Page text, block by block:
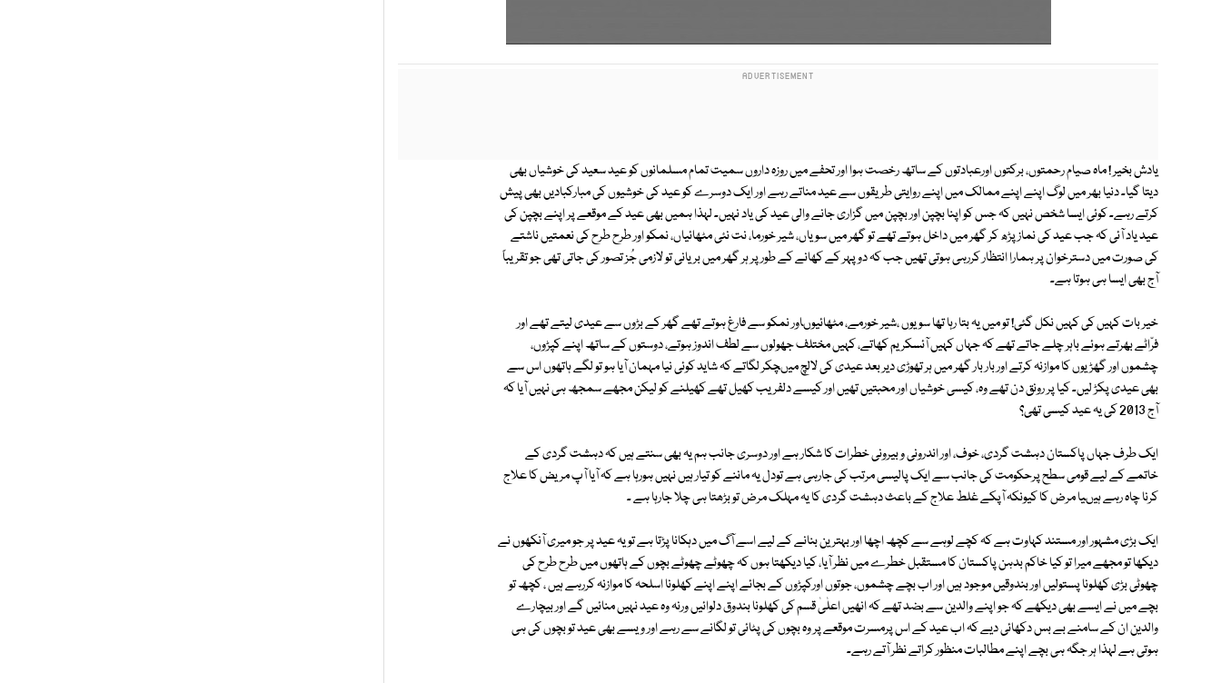
یادش بخیر ! ماہ صیام رحمتوں، برکتوں اورعبادتوں کے ساتھ رخصت ہوا اور تحفے میں روزہ داروں سمیت تمام مسلمانوں کو عید سعید کی خوشیاں بھی
دیتا گیا۔ دنیا بھر میں لوگ اپنے اپنے ممالک میں اپنے روایتی طریقوں سے عید مناتے رہے اور ایک دوسرے کو عید کی خوشیوں کی مبارکبادیں بھی پیش
کرتے رہے۔ کوئی ایسا شخص نہیں کہ جس کو اپنا بچپن اور بچپن میں گزاری جانے والی عید کی یاد نہیں۔ لہذا ہمیں بھی عید کے موقعے پر اپنے بچپن کی
عید یاد آئی کہ جب عید کی نماز پڑھ کر گھر میں داخل ہوتے تھے تو گھر میں سویاں، شیر خورما، نت نئی مٹھائیاں، نمکو اور طرح طرح کی نعمتیں ناشتے
کی صورت میں دسترخوان پر ہمارا انتظار کررہی ہوتی تھیں جب کہ دوپہر کے کھانے کے طور پر ہر گھر میں بریانی تو لازمی جُز تصور کی جاتی تھی جو تقریباً
آج بھی ایسا ہی ہوتا ہے۔
خیر بات کہیں کی کہیں نکل گئی! تو میں یہ بتا رہا تھا سویوں ،شیر خورمے، مٹھائیوںاور نمکو سے فارغ ہوتے تھے گھر کے بڑوں سے عیدی لیتے تھے اور
فرّاٹے بھرتے ہوئے باہر چلے جاتے تھے کہ جہاں کہیں آئسکریم کھاتے، کہیں مختلف جھولوں سے لطف اندوز ہوتے، دوستوں کے ساتھ اپنے کپڑوں،
چشموں اور گھڑیوں کا موازنہ کرتے اور بار بار گھر میں ہر تھوڑی دیر بعد عیدی کی لالچ میںچکر لگاتے کہ شاید کوئی نیا مہمان آیا ہو تو لگے ہاتھوں اس سے
بھی عیدی پکڑ لیں۔ کیا پر رونق دن تھے وہ، کیسی خوشیاں اور محبتیں تھیں اور کیسے دلفریب کھیل تھے کھیلنے کو لیکن مجھے سمجھ ہی نہیں آیا کہ
آج 2013 کی یہ عید کیسی تھی؟
ایک طرف جہاں پاکستان دہشت گردی، خوف، اور اندرونی و بیرونی خطرات کا شکار ہے اور دوسری جانب ہم یہ بھی سنتے ہیں کہ دہشت گردی کے
خاتمے کے لیے قومی سطح پرحکومت کی جانب سے ایک پالیسی مرتب کی جارہی ہے تودل یہ ماننے کو تیار ہیں نہیں ہورہا ہے کہ آیا آپ مریض کا علاج
کرنا چاہ رہے ہیںیا مرض کا کیونکہ آپکے غلط علاج کے باعث دہشت گردی کا یہ مہلک مرض تو بڑھتا ہی چلا جارہا ہے ۔
ایک بڑی مشہور اور مستند کہاوت ہے کہ کچے لوہے سے کچھ اچھا اور بہترین بنانے کے لیے اسے آگ میں دہکانا پڑتا ہے تو یہ عید پر جو میری آنکھوں نے
دیکھا تو مجھے میرا تو کیا خاکم بدہن پاکستان کا مستقبل خطرے میں نظر آیا، کیا دیکھتا ہوں کہ چھوٹے چھوٹے بچوں کے ہاتھوں میں طرح طرح کی
چھوٹی بڑی کھلونا پستولیں اور بندوقیں موجود ہیں اور اب بچے چشموں، جوتوں اورکپڑوں کے بجائے اپنے اپنے کھلونا اسلحہ کا موازنہ کررہے ہیں ، کچھ تو
بچے میں نے ایسے بھی دیکھے کہ جو اپنے والدین سے بضد تھے کہ انھیں اعلٰیٰ قسم کی کھلونا بندوق دلوائیں ورنہ وہ عید نہیں منائیں گے اور بیچارے
والدین ان کے سامنے بے بس دکھائی دیے کہ اب عید کے اس پرمسرت موقعے پر وہ بچوں کی پٹائی تو لگانے سے رہے اور ویسے بھی عید تو بچوں کی ہی
ہوتی ہے لہذا ہر جگہ ہی بچے اپنے مطالبات منظور کراتے نظر آتے رہے۔